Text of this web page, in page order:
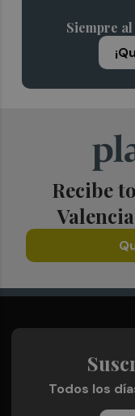
Siempre
Recibe
Todos los